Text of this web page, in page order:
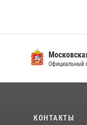
Официальный
КОНТАКТЫ